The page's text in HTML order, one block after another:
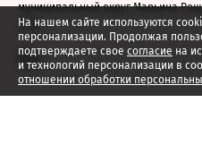
На нашем сайте используются
персонализации. Продолжая
подтверждаете свое согласие на
и технологий персонализации в
отношении обработки
муниципальный округ Марьина
2026